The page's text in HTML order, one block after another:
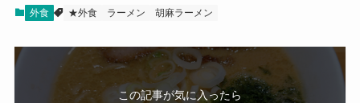
外食 ★外食 ラーメン 胡麻ラーメン
この記事が気に入ったら